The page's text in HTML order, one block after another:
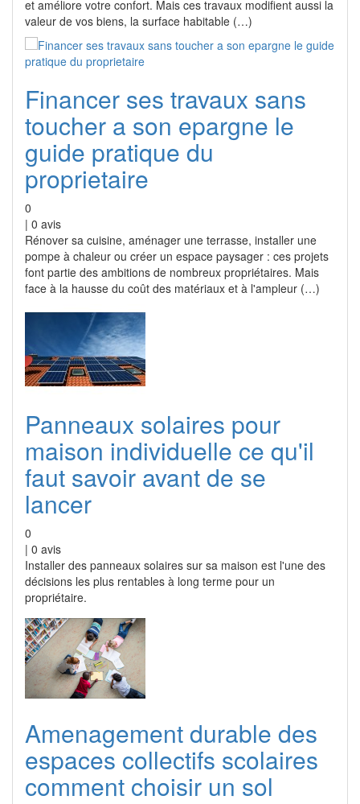
et améliore votre confort. Mais ces travaux modifient aussi la
valeur de vos biens, la surface habitable (…)
Financer ses travaux sans
toucher a son epargne le
guide pratique du
proprietaire
0
| 0 avis
Rénover sa cuisine, aménager une terrasse, installer une
pompe à chaleur ou créer un espace paysager : ces projets
font partie des ambitions de nombreux propriétaires. Mais
face à la hausse du coût des matériaux et à l'ampleur (…)
Panneaux solaires pour
maison individuelle ce qu'il
faut savoir avant de se
lancer
0
| 0 avis
Installer des panneaux solaires sur sa maison est l'une des
décisions les plus rentables à long terme pour un
propriétaire.
Amenagement durable des
espaces collectifs scolaires
comment choisir un sol